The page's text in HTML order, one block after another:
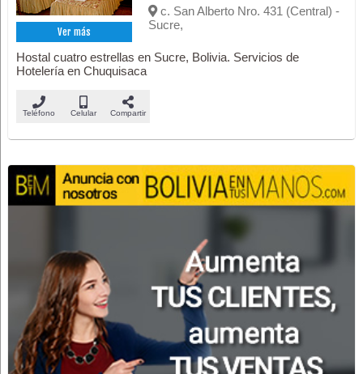
Ver más
c. San Alberto Nro. 431 (Central) -
Sucre,
Hostal cuatro estrellas en Sucre, Bolivia. Servicios de
Hotelería en Chuquisaca
Teléfono Celular Compartir